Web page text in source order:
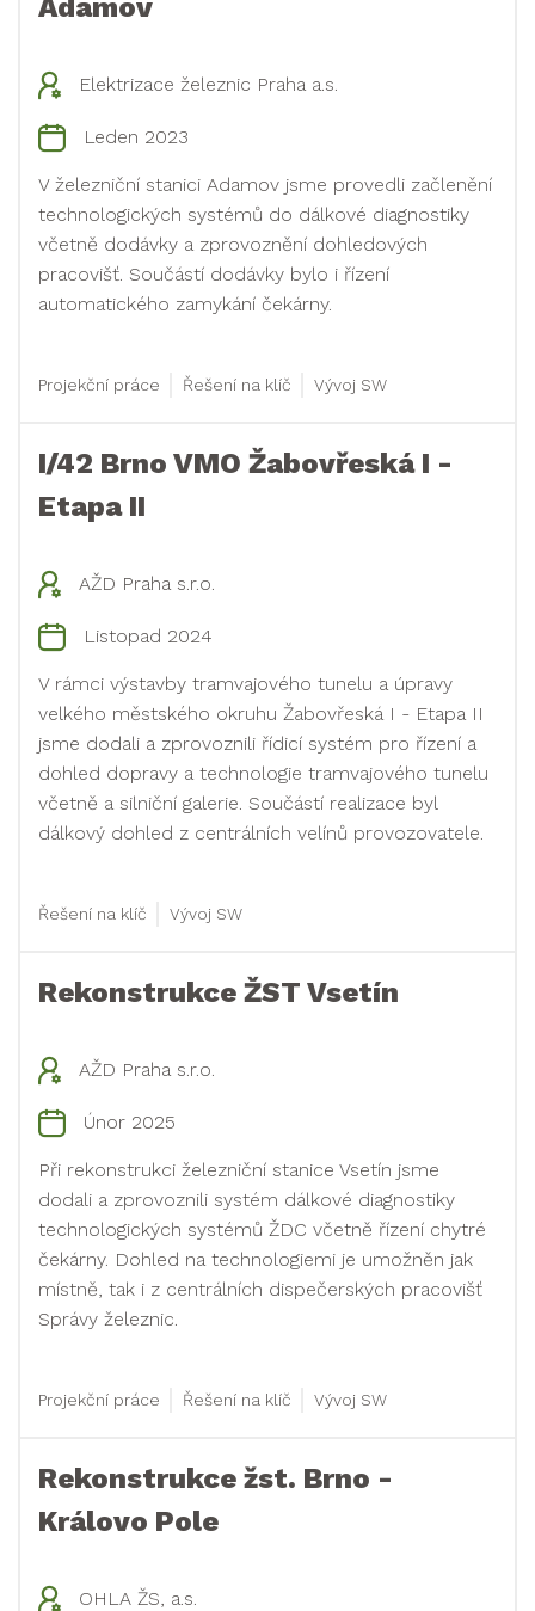
Adamov
Elektrizace železnic Praha a.s.
Leden 2023
V železniční stanici Adamov jsme provedli začlenění
technologických systémů do dálkové diagnostiky
včetně dodávky a zprovoznění dohledových
pracovišť. Součástí dodávky bylo i řízení
automatického zamykání čekárny.
Projekční práce Řešení na klíč Vývoj SW
I/42 Brno VMO Žabovřeská I -
Etapa II
AŽD Praha s.r.o.
Listopad 2024
V rámci výstavby tramvajového tunelu a úpravy
velkého městského okruhu Žabovřeská I - Etapa II
jsme dodali a zprovoznili řídicí systém pro řízení a
dohled dopravy a technologie tramvajového tunelu
včetně a silniční galerie. Součástí realizace byl
dálkový dohled z centrálních velínů provozovatele.
Řešení na klíč Vývoj SW
Rekonstrukce ŽST Vsetín
AŽD Praha s.r.o.
Únor 2025
Při rekonstrukci železniční stanice Vsetín jsme
dodali a zprovoznili systém dálkové diagnostiky
technologických systémů ŽDC včetně řízení chytré
čekárny. Dohled na technologiemi je umožněn jak
místně, tak i z centrálních dispečerských pracovišť
Správy železnic.
Projekční práce Řešení na klíč Vývoj SW
Rekonstrukce žst. Brno -
Královo Pole
OHLA ŽS, a.s.